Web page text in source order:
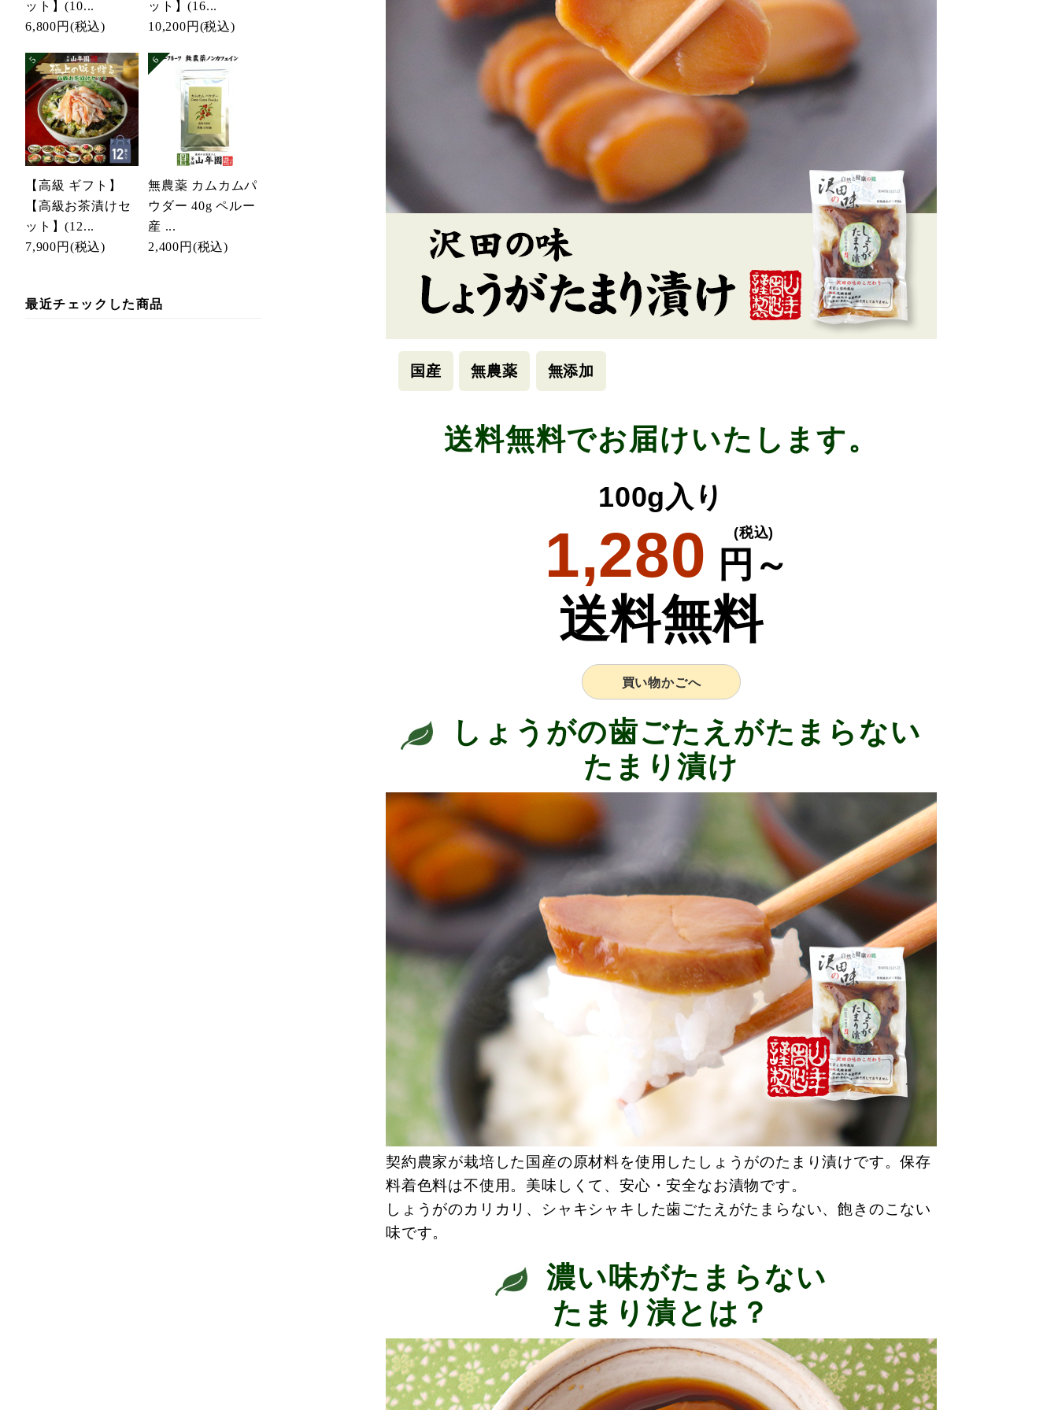
ット】(10...
6,800円 (税込)
ット】(16...
10,200円 (税込)
【高級 ギフト】
【高級お茶漬けセ
ット】(12...
7,900円 (税込)
無農薬 カムカムパ
ウダー 40g ペルー
産 ...
2,400円 (税込)
最近チェックした商品
国産 無農薬 無添加
送料無料でお届けいたします。
100g入り
1,280 円～
(税込)
送料無料
買い物かごへ
しょうがの歯ごたえがたまらない
たまり漬け
契約農家が栽培した国産の原材料を使用したしょうがのたまり漬けです。保存
料着色料は不使用。美味しくて、安心・安全なお漬物です。
しょうがのカリカリ、シャキシャキした歯ごたえがたまらない、飽きのこない
味です。
濃い味がたまらない
たまり漬とは？